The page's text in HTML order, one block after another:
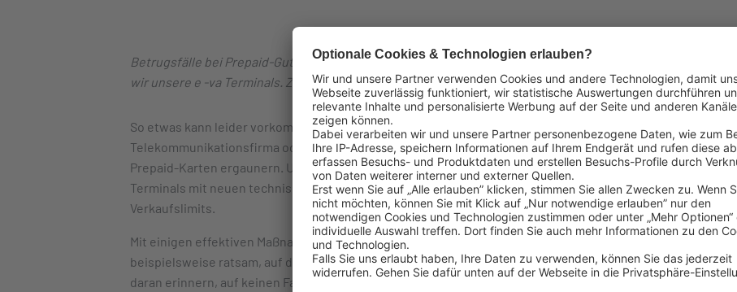
Betrugsfälle bei Prepaid-Guthaben kommen leider immer wieder vor. Mit technischen Maßnahmen schützen
wir unsere e -va Terminals. Zusätzlich helfen einige effektive Maßnahmen im Shop.
So etwas kann leider vorkommen: Kriminelle geben sich telefonisch als Mitarbeitende einer
Telekommunikationsfirma oder Mineralölgesellschaft aus und können auf diese Weise Cash-Codes von
Prepaid-Karten ergaunern. Um Sie vor derartigen Betrugsversuchen zu schützen, haben wir unsere e-va
Terminals mit neuen technischen Maßnahmen zur Betrugsprävention versehen, etwa Tages-, Produkt- und
Verkaufslimits.
Mit einigen effektiven Maßnahmen können auch Shops selbst Betrügereien vorbeugen. So ist es
beispielsweise ratsam, auf dem e-va Terminal Sicherheitsaufkleber anzubringen, die Mitarbeitende stets
daran erinnern, auf keinen Fall PINs per Telefon herauszugeben. Dienstleister oder Lekkerland werden